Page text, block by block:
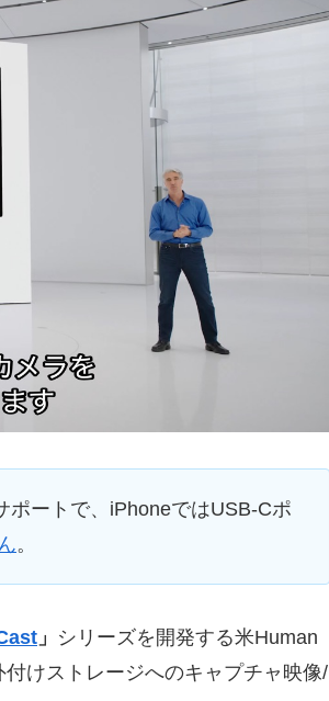
ートで、iPhoneではUSB-Cポ
。
」 シリーズを開発する米Human
けストレージへのキャプチャ映像/